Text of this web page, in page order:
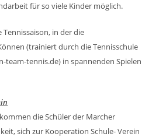
für so viele Kinder möglich.
in der die
(trainiert durch die Tennisschule
team-tennis.de) in spannenden Spielen
die Schüler der Marcher
sich zur Kooperation Schule- Verein